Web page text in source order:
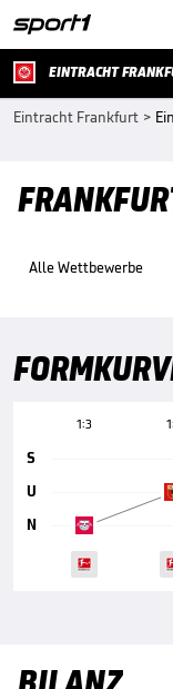
EINTRACHT
Eintracht Frankfurt >
Alle Wettbewerbe
1:3
S
U
N